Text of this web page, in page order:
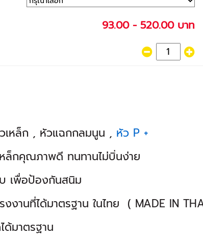
93.00 - 520.00 บาท
เหล็ก , หัวแฉกกลมนูน , หัว P +
ล็กคุณภาพดี ทนทานไม่บิ่นง่าย
เพื่อป้องกันสนิม
งงานที่ได้มาตรฐาน ในไทย ( MADE IN
ด้มาตรฐาน